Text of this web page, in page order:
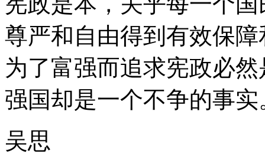
尊严和自由得到有效保
为了富强而追求宪政必
强国却是一个不争的事实
吴思